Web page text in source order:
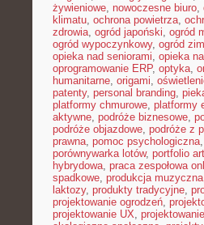
żywieniowe, nowoczesne biuro,
klimatu, ochrona powietrza,
zdrowia, ogród japoński, ogród
ogród wypoczynkowy, ogród
opieka nad seniorami, opieka
oprogramowanie ERP, optyka,
humanitarne, origami,
patenty, personal branding,
platformy chmurowe, platformy
aktywne, podróże biznesowe,
podróże objazdowe, podróże z
prawna, pomoc psychologiczna,
porównywarka lotów, portfolio
hybrydowa, praca zespołowa
spadkowe, produkcja muzyczna
laktozy, produkty tradycyjne,
projektowanie ogrodzeń,
projektowanie UX,